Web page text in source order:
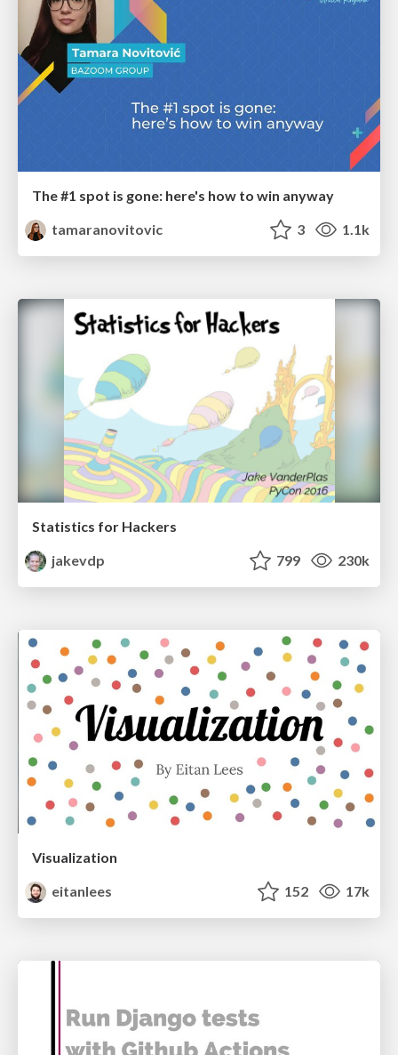
The #1 spot is gone: here's how to win anyway
tamaranovitovic
3 1.1k
Statistics for Hackers
jakevdp
799 230k
Visualization
eitanlees
152 17k